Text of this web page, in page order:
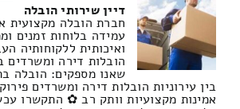
דיין שירותי הובלה
חברת הובלה מקצועית
עמידה בלוחות זמנים
ואיכותית ללקוחותיה
הובלות דירה ומשרדים
שאנו מספקים: הובלה
בין עירוניות הובלות דירה ומשרדים
אמינות מקצועיות וותק רב ✿ התקשרו